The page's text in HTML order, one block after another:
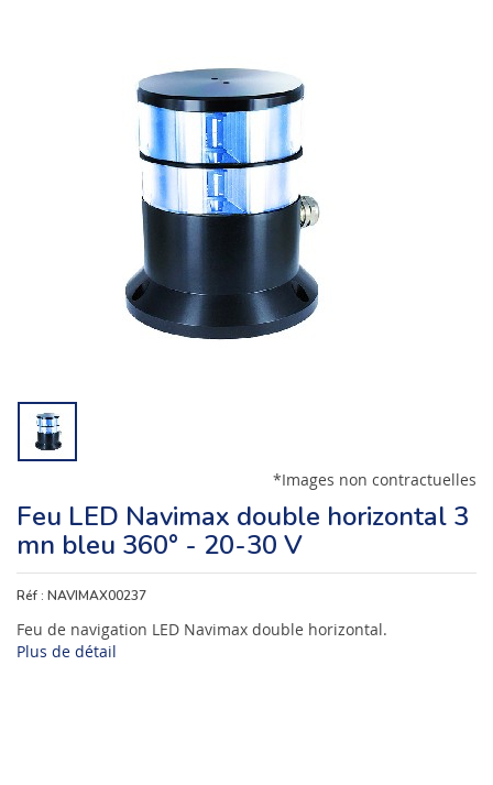
*Images non contractuelles
Feu LED Navimax double horizontal 3
mn bleu 360° - 20-30 V
Réf : NAVIMAX00237
Feu de navigation LED Navimax double horizontal.
Plus de détail